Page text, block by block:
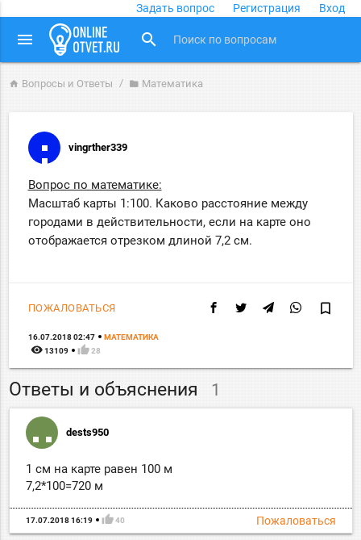
Задать вопрос Регистрация Вход
menu search
home Вопросы и Ответы folder Математика
vingrther339
Вопрос по математике:
Масштаб карты 1:100. Каково расстояние между
городами в действительности, если на карте оно
отображается отрезком длиной 7,2 см.
ПОЖАЛОВАТЬСЯ bookmark_border
16.07.2018 02:47 МАТЕМАТИКА
remove_red_eye 13109 thumb_up 28
Ответы и объяснения 1
dests950
1 см на карте равен 100 м
7,2*100=720 м
Пожаловаться
17.07.2018 16:19 thumb_up 40